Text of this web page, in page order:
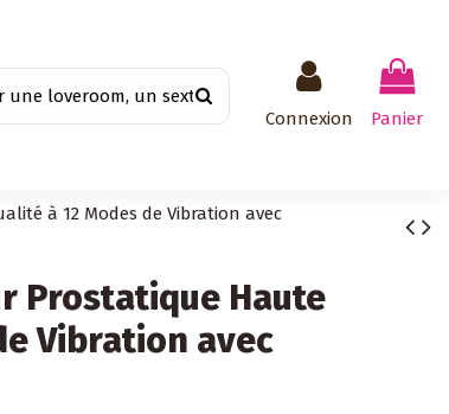
Connexion Panier
à 12 Modes de Vibration avec
Prostatique Haute
Vibration avec